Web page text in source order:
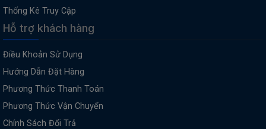
Thống Kê Truy Cập
Hỗ trợ khách hàng
Điều Khoản Sử Dụng
Hướng Dẫn Đặt Hàng
Phương Thức Thanh Toán
Phương Thức Vận Chuyển
Chính Sách Đổi Trả